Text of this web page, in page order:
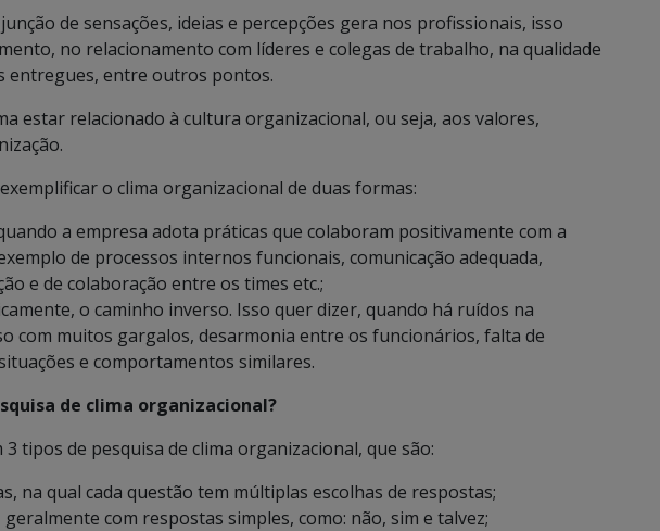
de sensações, ideias e percepções gera nos profissionais, isso
no relacionamento com líderes e colegas de trabalho, na qualidade
entregues, entre outros pontos.
estar relacionado à cultura organizacional, ou seja, aos valores,
o clima organizacional de duas formas:
a empresa adota práticas que colaboram positivamente com a
de processos internos funcionais, comunicação adequada,
e de colaboração entre os times etc.;
o caminho inverso. Isso quer dizer, quando há ruídos na
com muitos gargalos, desarmonia entre os funcionários, falta de
e comportamentos similares.
de clima organizacional?
tipos de pesquisa de clima organizacional, que são:
na qual cada questão tem múltiplas escolhas de respostas;
com respostas simples, como: não, sim e talvez;